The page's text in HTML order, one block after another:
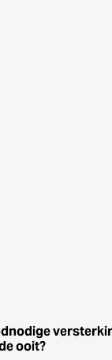
ooit?